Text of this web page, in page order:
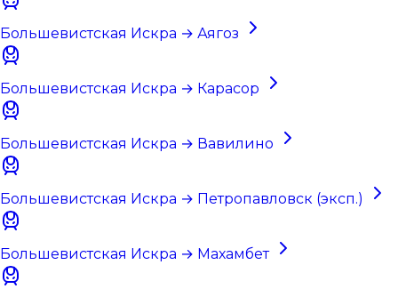
Большевистская Искра → Аягоз
Большевистская Искра → Карасор
Большевистская Искра → Вавилино
Большевистская Искра → Петропавловск (эксп.)
Большевистская Искра → Махамбет